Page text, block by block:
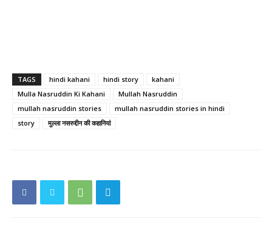
TAGS hindi kahani hindi story
kahani
Mulla Nasruddin Ki Kahani
Mullah Nasruddin
mullah nasruddin stories
mullah nasruddin stories in hindi
story
मुल्ला नसरुद्दीन की कहानियां